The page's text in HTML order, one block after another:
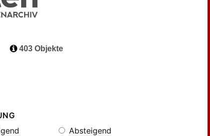
403 Objekte
Absteigend